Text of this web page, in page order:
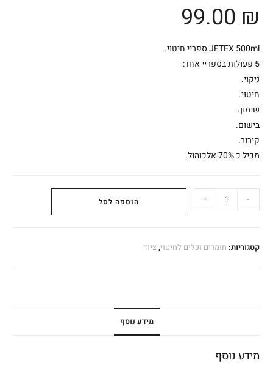
99.00 ₪
JETEX 500ml ספריי חיטוי.
5 פעולות בספריי אחד:
ניקוי.
חיטוי.
שימון.
בישום.
קירור.
מכיל כ 70% אלכוהול.
-
+ הוספה לסל
קטגוריות: חומרים וכלים לחיטוי,ציוד
מידע נוסף
מידע נוסף